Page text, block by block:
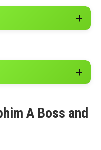
A Boss and